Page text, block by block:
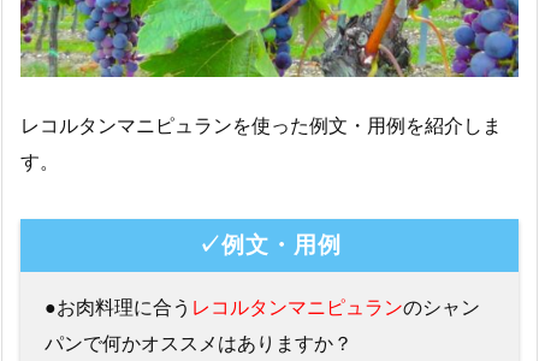
レコルタンマニピュランを使った例文・用例を紹介しま
す。
✓例文・用例
●お肉料理に合う レコルタンマニピュランのシャン
パンで何かオススメはありますか？